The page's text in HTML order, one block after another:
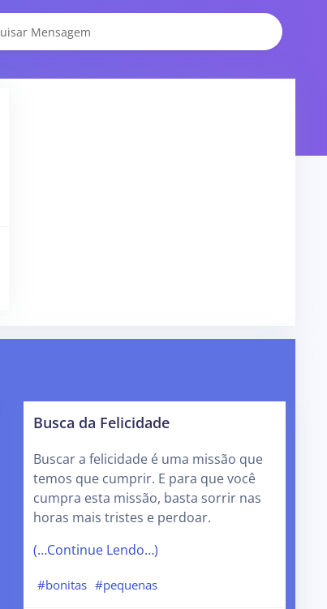
Busca da Felicidade
Buscar a felicidade é uma missão que
temos que cumprir. E para que você
cumpra esta missão, basta sorrir nas
horas mais tristes e perdoar.
(…Continue Lendo…)
#bonitas #pequenas